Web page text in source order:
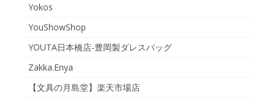
Yokos
YouShowShop
YOUTA日本橋店-豊岡製ダレスバッグ
Zakka.Enya
【文具の月島堂】楽天市場店